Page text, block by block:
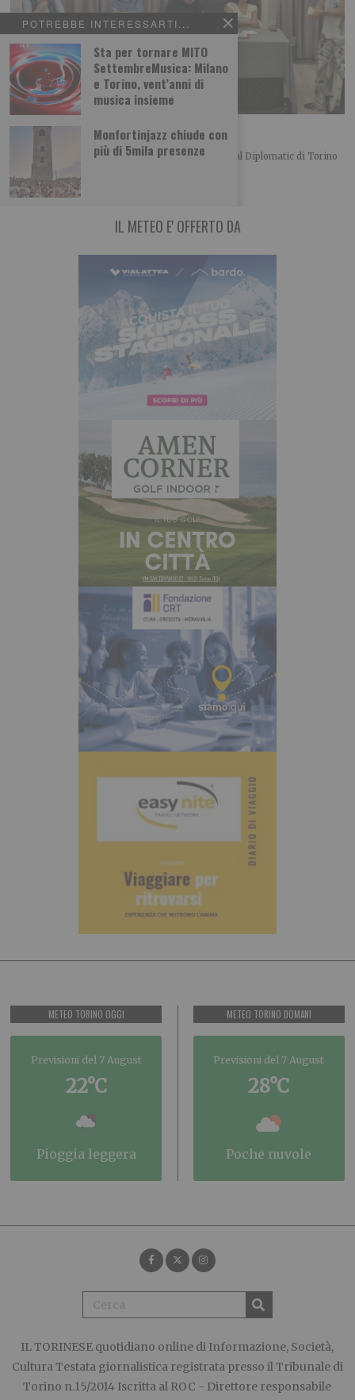
POTREBBE INTERESSARTI...
Sta per tornare MITO
SettembreMusica: Milano
e Torino, vent’anni di
musica insieme
Monfortinjazz chiude con
più di 5mila presenze
L’importanza del centro in politica
Merlo, Nallo e Giachino a confronto Bel convegno al Diplomatic di Torino
organizzato dalla UDC torinese
IL METEO E' OFFERTO DA
METEO TORINO OGGI
Previsioni del 7 August
22°C
pioggia leggera
METEO TORINO DOMANI
Previsioni del 7 August
28°C
poche nuvole
IL TORINESE quotidiano online di Informazione, Società,
Cultura Testata giornalistica registrata presso il Tribunale di
Torino n.15/2014 Iscritta al ROC - Direttore responsabile